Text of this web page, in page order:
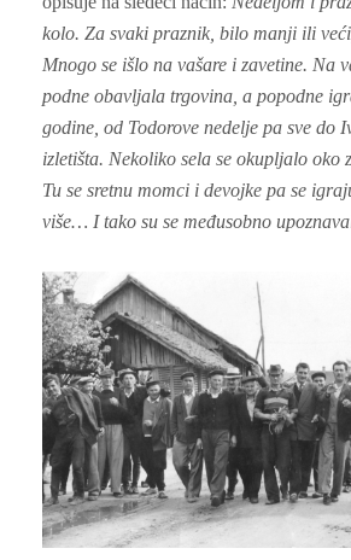
kolo. Za svaki praznik, bilo manji ili
Mnogo se išlo na vašare i zavetine. Na
podne obavljala trgovina, a popodne
godine, od Todorove nedelje pa sve do
izletišta. Nekoliko sela se okupljalo oko
Tu se sretnu momci i devojke pa se
više… I tako su se međusobno